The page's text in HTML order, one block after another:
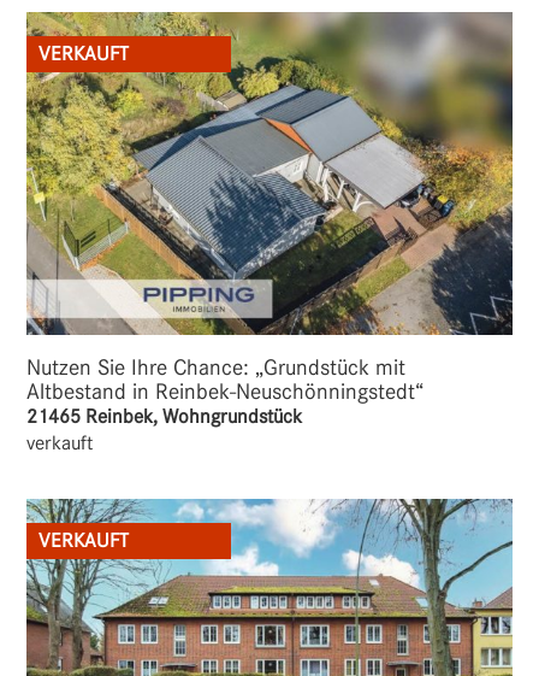
VERKAUFT
Nutzen Sie Ihre Chance: „Grundstück mit
Altbestand in Reinbek-Neuschönningstedt“
21465 Reinbek, Wohngrundstück
verkauft
VERKAUFT